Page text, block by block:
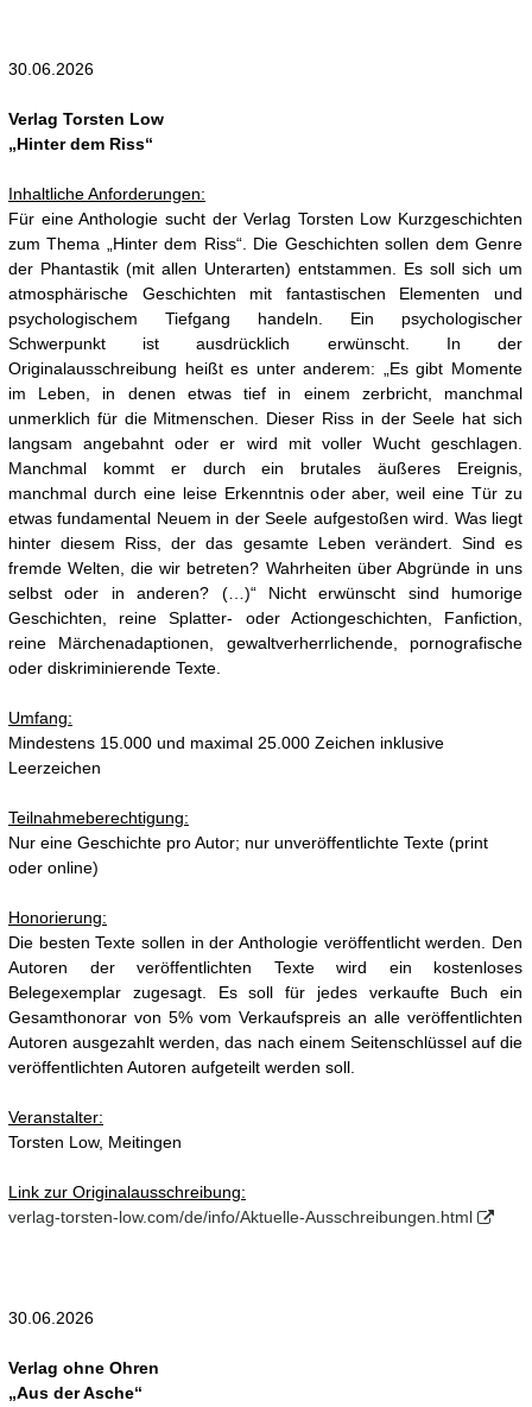
30.06.2026
Verlag Torsten Low
„Hinter dem Riss“
Inhaltliche Anforderungen:
Für eine Anthologie sucht der Verlag Torsten Low Kurzgeschichten
zum Thema „Hinter dem Riss“. Die Geschichten sollen dem Genre
der Phantastik (mit allen Unterarten) entstammen. Es soll sich um
atmosphärische Geschichten mit fantastischen Elementen und
psychologischem Tiefgang handeln. Ein psychologischer
Schwerpunkt ist ausdrücklich erwünscht. In der
Originalausschreibung heißt es unter anderem: „Es gibt Momente
im Leben, in denen etwas tief in einem zerbricht, manchmal
unmerklich für die Mitmenschen. Dieser Riss in der Seele hat sich
langsam angebahnt oder er wird mit voller Wucht geschlagen.
Manchmal kommt er durch ein brutales äußeres Ereignis,
manchmal durch eine leise Erkenntnis oder aber, weil eine Tür zu
etwas fundamental Neuem in der Seele aufgestoßen wird. Was liegt
hinter diesem Riss, der das gesamte Leben verändert. Sind es
fremde Welten, die wir betreten? Wahrheiten über Abgründe in uns
selbst oder in anderen? (…)“ Nicht erwünscht sind humorige
Geschichten, reine Splatter- oder Actiongeschichten, Fanfiction,
reine Märchenadaptionen, gewaltverherrlichende, pornografische
oder diskriminierende Texte.
Umfang:
Mindestens 15.000 und maximal 25.000 Zeichen inklusive
Leerzeichen
Teilnahmeberechtigung:
Nur eine Geschichte pro Autor; nur unveröffentlichte Texte (print
oder online)
Honorierung:
Die besten Texte sollen in der Anthologie veröffentlicht werden. Den
Autoren der veröffentlichten Texte wird ein kostenloses
Belegexemplar zugesagt. Es soll für jedes verkaufte Buch ein
Gesamthonorar von 5% vom Verkaufspreis an alle veröffentlichten
Autoren ausgezahlt werden, das nach einem Seitenschlüssel auf die
veröffentlichten Autoren aufgeteilt werden soll.
Veranstalter:
Torsten Low, Meitingen
Link zur Originalausschreibung:
verlag-torsten-low.com/de/info/Aktuelle-Ausschreibungen.html
30.06.2026
Verlag ohne Ohren
„Aus der Asche“